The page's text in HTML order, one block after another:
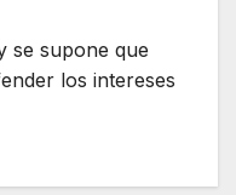
se supone que
los intereses